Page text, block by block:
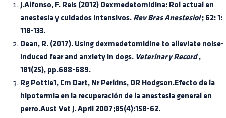
J.Alfonso, F. Reis (2012) Dexmedetomidina: Rol actual en
anestesia y cuidados intensivos. Rev Bras Anestesiol; 62: 1:
118-133.
Dean, R. (2017). Using dexmedetomidine to alleviate noise-
induced fear and anxiety in dogs. Veterinary Record,
181(25), pp.688-689.
Rg Pottie1, Cm Dart, Nr Perkins, DR Hodgson.Efecto de la
hipotermia en la recuperación de la anestesia general en
perro.Aust Vet J. April 2007;85(4):158-62.